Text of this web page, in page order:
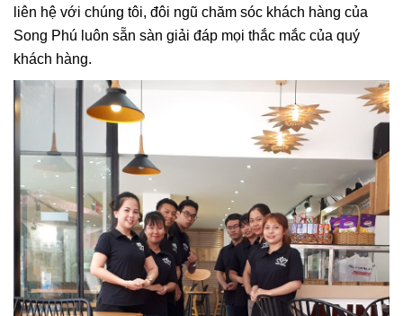
liên hệ với chúng tôi, đôi ngũ chăm sóc khách hàng của
Song Phú luôn sẵn sàn giải đáp mọi thắc mắc của quý
khách hàng.